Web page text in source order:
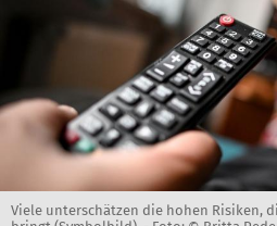
Viele unterschätzen die hohen Risiken,